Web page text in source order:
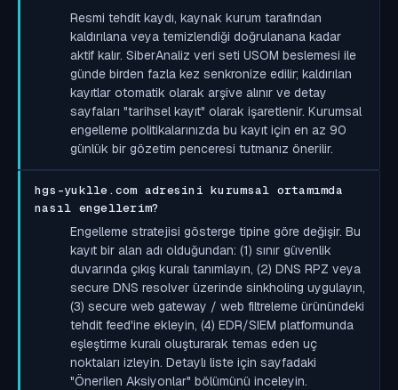
Resmi tehdit kaydı, kaynak kurum tarafından
kaldırılana veya temizlendiği doğrulanana kadar
aktif kalır. SiberAnaliz veri seti USOM beslemesi ile
günde birden fazla kez senkronize edilir; kaldırılan
kayıtlar otomatik olarak arşive alınır ve detay
sayfaları "tarihsel kayıt" olarak işaretlenir. Kurumsal
engelleme politikalarınızda bu kayıt için en az 90
günlük bir gözetim penceresi tutmanız önerilir.
hgs-yuklle.com adresini kurumsal ortamımda
nasıl engellerim?
Engelleme stratejisi gösterge tipine göre değişir. Bu
kayıt bir alan adı olduğundan: (1) sınır güvenlik
duvarında çıkış kuralı tanımlayın, (2) DNS RPZ veya
secure DNS resolver üzerinde sinkholing uygulayın,
(3) secure web gateway / web filtreleme ürünündeki
tehdit feed'ine ekleyin, (4) EDR/SIEM platformunda
eşleştirme kuralı oluşturarak temas eden uç
noktaları izleyin. Detaylı liste için sayfadaki
"Önerilen Aksiyonlar" bölümünü inceleyin.